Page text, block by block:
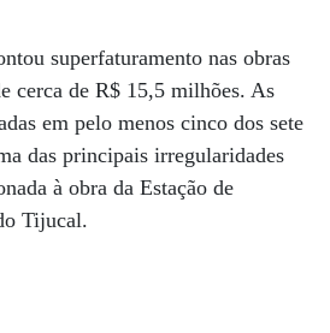
superfaturamento nas obras
cerca de R$ 15,5 milhões. As
em pelo menos cinco dos sete
das principais irregularidades
à obra da Estação de
Tijucal.